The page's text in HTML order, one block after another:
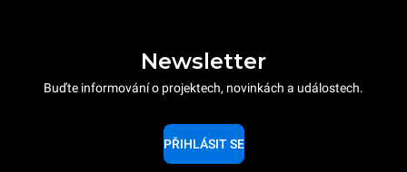
Newsletter
Buďte informování o projektech, novinkách a událostech.
PŘIHLÁSIT SE